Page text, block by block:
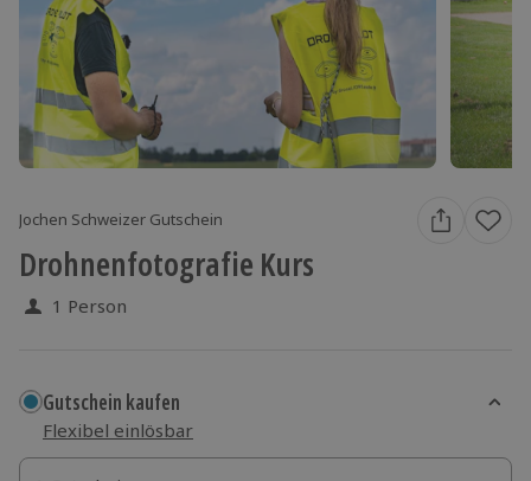
Jochen Schweizer Gutschein
Drohnenfotografie Kurs
1 Person
Gutschein kaufen
Flexibel einlösbar
1 Gutschein